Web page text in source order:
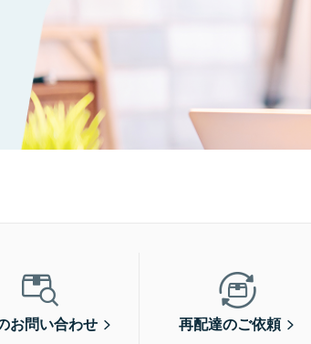
お問い合わせ 再配達のご依頼